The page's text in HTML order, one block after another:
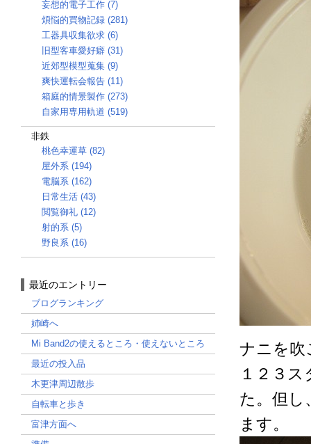
ナニを吹
１２３
た。但し
ます。
妄想的電子工作 (7)
煩悩的買物記録 (281)
工器具収集欲求 (6)
旧型客車愛好癖 (31)
近郊型模型蒐集 (9)
爽快運転会報告 (11)
箱庭的情景製作 (273)
自家用専用軌道 (519)
非鉄
桃色幸運草 (82)
屋外系 (194)
電脳系 (162)
日常生活 (43)
閲覧御礼 (12)
射的系 (5)
野良系 (16)
最近のエントリー
ブログランキング
姉崎へ
Mi Band2の使えるところ・使えないところ
最近の投入品
木更津周辺散歩
自転車と歩き
富津方面へ